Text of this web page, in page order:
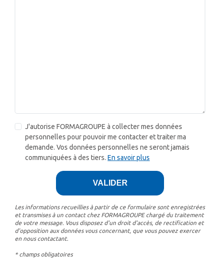
J'autorise FORMAGROUPE à collecter mes données
personnelles pour pouvoir me contacter et traiter ma
demande. Vos données personnelles ne seront jamais
communiquées à des tiers. En savoir plus
Les informations recueillies à partir de ce formulaire sont enregistrées
et transmises à un contact chez FORMAGROUPE chargé du traitement
de votre message. Vous disposez d'un droit d'accès, de rectification et
d'opposition aux données vous concernant, que vous pouvez exercer
en nous contactant.
* champs obligatoires